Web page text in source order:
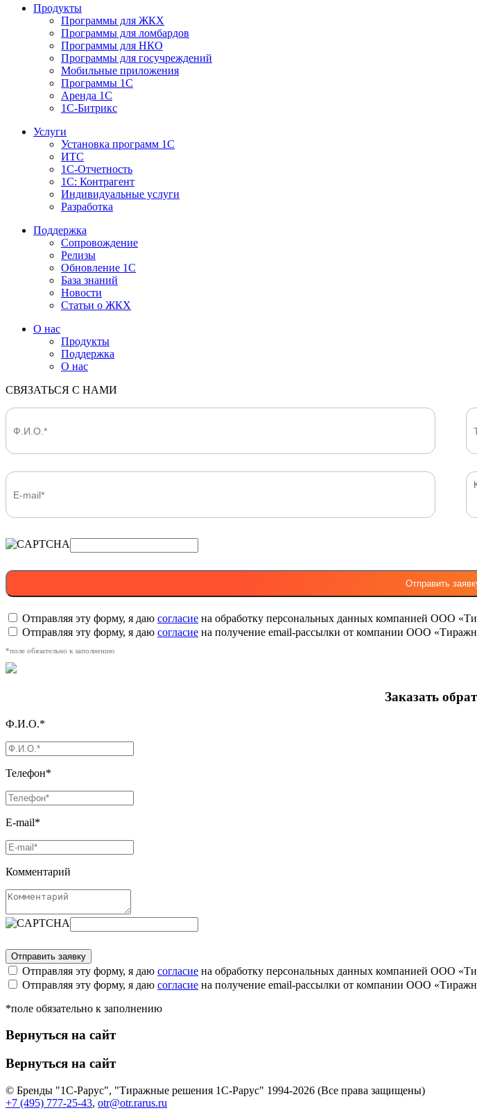
Продукты
Программы для ЖКХ
Программы для ломбардов
Программы для НКО
Программы для госучреждений
Мобильные приложения
Программы 1С
Аренда 1С
1С-Битрикс
Услуги
Установка программ 1С
ИТС
1С-Отчетность
1С: Контрагент
Индивидуальные услуги
Разработка
Поддержка
Сопровождение
Релизы
Обновление 1С
База знаний
Новости
Статьи о ЖКХ
О нас
Продукты
Поддержка
О нас
СВЯЗАТЬСЯ С НАМИ
Отправляя эту форму, я даю согласие на обработку персональных данных компанией ООО
Отправляя эту форму, я даю согласие на получение email-рассылки от компании ООО
*поле обязательно к заполнению
Заказать
Ф.И.О.*
Телефон*
E-mail*
Комментарий
Отправляя эту форму, я даю согласие на обработку персональных данных компанией ООО
Отправляя эту форму, я даю согласие на получение email-рассылки от компании ООО
*поле обязательно к заполнению
Вернуться на сайт
Вернуться на сайт
© Бренды "1С-Рарус", "Тиражные решения 1С-Рарус" 1994-2026 (Все права защищены)
+7 (495) 777-25-43, otr@otr.rarus.ru